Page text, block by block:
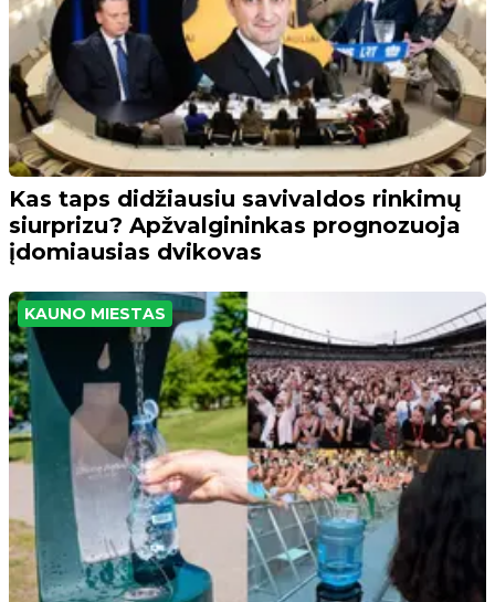
Kas taps didžiausiu savivaldos rinkimų
siurprizu? Apžvalgininkas prognozuoja
įdomiausias dvikovas
KAUNO MIESTAS